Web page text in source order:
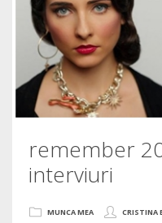
remember
interviuri
MUNCA MEA CRISTINA